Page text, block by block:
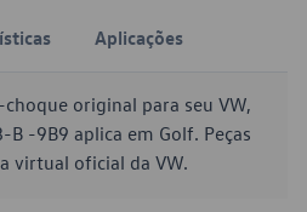
Aplicações
original para seu VW,
-9B9 aplica em Golf. Peças
virtual oficial da VW.